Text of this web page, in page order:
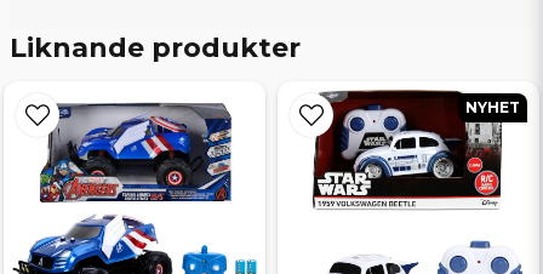
Liknande produkter
NYHET